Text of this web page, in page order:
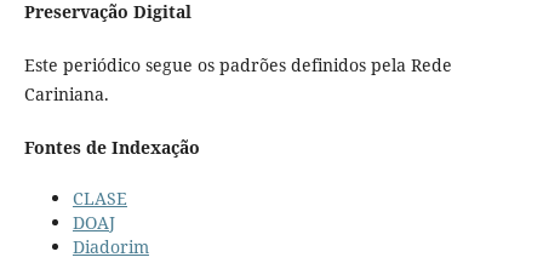
Preservação Digital
Este periódico segue os padrões definidos pela Rede
Cariniana.
Fontes de Indexação
CLASE
DOAJ
Diadorim